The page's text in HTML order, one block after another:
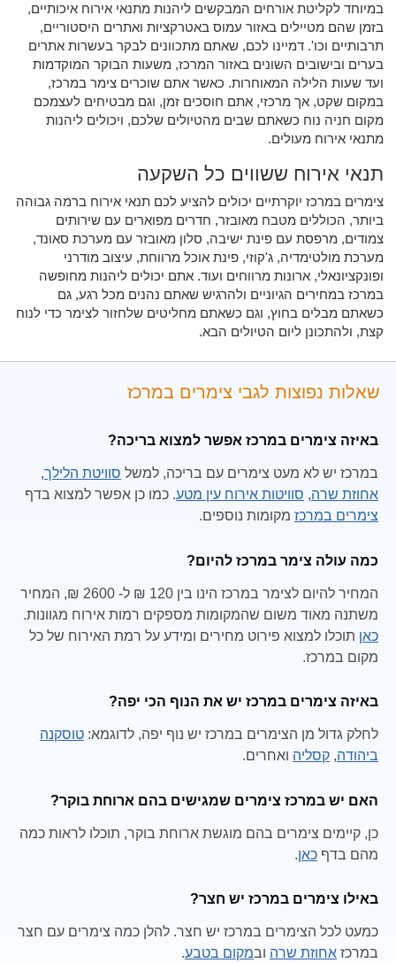
במיוחד לקליטת אורחים המבקשים ליהנות מתנאי אירוח איכותיים,
בזמן שהם מטיילים באזור עמוס באטרקציות ואתרים היסטוריים,
תרבותיים וכו'. דמיינו לכם, שאתם מתכוונים לבקר בעשרות אתרים
בערים ובישובים השונים באזור המרכז, משעות הבוקר המוקדמות
ועד שעות הלילה המאוחרות. כאשר אתם שוכרים צימר במרכז,
במקום שקט, אך מרכזי, אתם חוסכים זמן, וגם מבטיחים לעצמכם
מקום חניה נוח כשאתם שבים מהטיולים שלכם, ויכולים ליהנות
מתנאי אירוח מעולים.
תנאי אירוח ששווים כל השקעה
צימרים במרכז יוקרתיים יכולים להציע לכם תנאי אירוח ברמה גבוהה
ביותר, הכוללים מטבח מאובזר, חדרים מפוארים עם שירותים
צמודים, מרפסת עם פינת ישיבה, סלון מאובזר עם מערכת סאונד,
מערכת מולטימדיה, ג'קוזי, פינת אוכל מרווחת, עיצוב מודרני
ופונקציונאלי, ארונות מרווחים ועוד. אתם יכולים ליהנות מחופשה
במרכז במחירים הגיוניים ולהרגיש שאתם נהנים מכל רגע, גם
כשאתם מבלים בחוץ, וגם כשאתם מחליטים שלחזור לצימר כדי לנוח
קצת, ולהתכונן ליום הטיולים הבא.
שאלות נפוצות לגבי צימרים במרכז
באיזה צימרים במרכז אפשר למצוא בריכה?
במרכז יש לא מעט צימרים עם בריכה, למשל סוויטת הלילך,
אחוזת שרה, סוויטות אירוח עין מטע. כמו כן אפשר למצוא בדף
צימרים במרכז מקומות נוספים.
כמה עולה צימר במרכז להיום?
המחיר להיום לצימר במרכז הינו בין 120 ₪ ל- 2600 ₪, המחיר
משתנה מאוד משום שהמקומות מספקים רמות אירוח מגוונות.
כאן תוכלו למצוא פירוט מחירים ומידע על רמת האירוח של כל
מקום במרכז.
באיזה צימרים במרכז יש את הנוף הכי יפה?
לחלק גדול מן הצימרים במרכז יש נוף יפה, לדוגמא: טוסקנה
ביהודה, קסליה ואחרים.
האם יש במרכז צימרים שמגישים בהם ארוחת בוקר?
כן, קיימים צימרים בהם מוגשת ארוחת בוקר, תוכלו לראות כמה
מהם בדף כאן.
באילו צימרים במרכז יש חצר?
כמעט לכל הצימרים במרכז יש חצר. להלן כמה צימרים עם חצר
במרכז אחוזת שרה ובמקום בטבע.